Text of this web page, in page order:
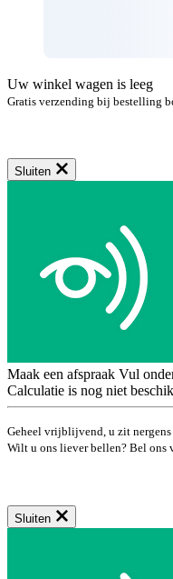
Uw winkel wagen is leeg
Gratis verzending bij bestelling
Sluiten
Maak een afspraak Vul
Calculatie is nog niet
Geheel vrijblijvend, u zit nergens
Wilt u ons liever bellen? Bel ons
Sluiten